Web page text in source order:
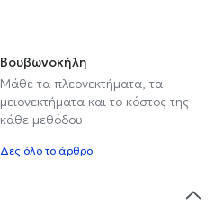
Βουβωνοκήλη
Μάθε τα πλεονεκτήματα, τα
μειονεκτήματα και το κόστος της
κάθε μεθόδου
Δες όλο το άρθρο